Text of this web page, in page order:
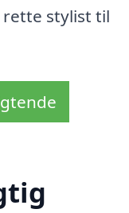
stylist til